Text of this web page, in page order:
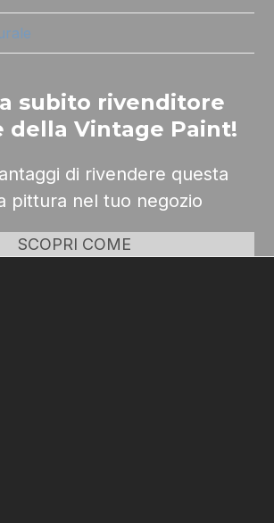
subito rivenditore
della Vintage Paint!
di rivendere questa
pittura nel tuo negozio
SCOPRI COME